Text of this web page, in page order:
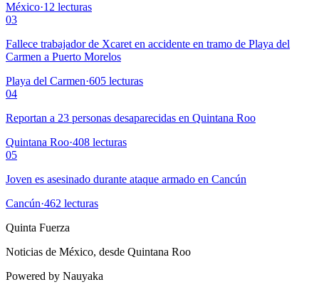
México·12 lecturas
03
Fallece trabajador de Xcaret en accidente en tramo de Playa del
Carmen a Puerto Morelos
Playa del Carmen·605 lecturas
04
Reportan a 23 personas desaparecidas en Quintana Roo
Quintana Roo·408 lecturas
05
Joven es asesinado durante ataque armado en Cancún
Cancún·462 lecturas
Quinta Fuerza
Noticias de México, desde Quintana Roo
Powered by Nauyaka